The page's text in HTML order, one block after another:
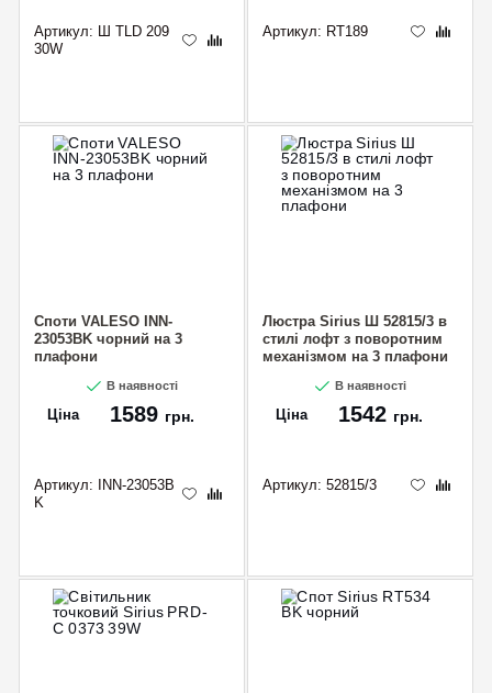
Артикул: Ш TLD 209
30W
Артикул: RT189
Споти VALESO INN-
23053BK чорний на 3
плафони
В наявності
Ціна 1589 грн.
Артикул: INN-23053B
K
Люстра Sirius Ш 52815/3 в
стилі лофт з поворотним
механізмом на 3 плафони
В наявності
Ціна 1542 грн.
Артикул: 52815/3